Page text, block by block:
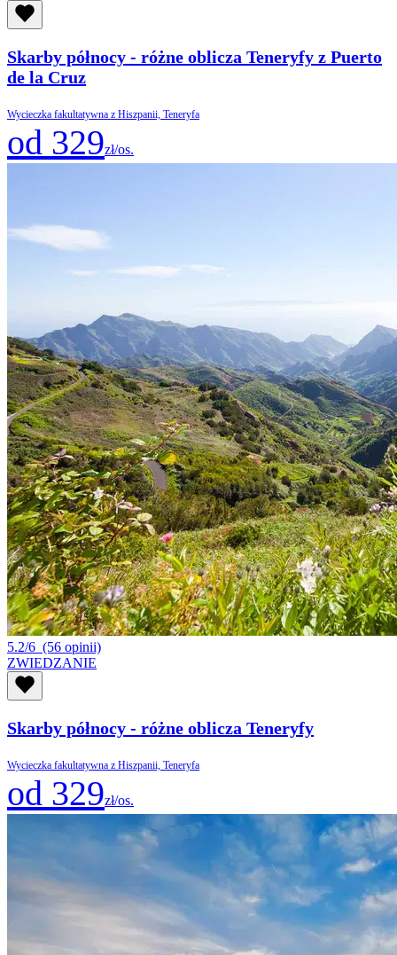
Skarby północy - różne oblicza Teneryfy z Puerto
de la Cruz
Wycieczka fakultatywna z Hiszpanii, Teneryfa
od 329zł/os.
5.2/6 (56 opinii)
ZWIEDZANIE
Skarby północy - różne oblicza Teneryfy
Wycieczka fakultatywna z Hiszpanii, Teneryfa
od 329zł/os.